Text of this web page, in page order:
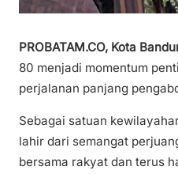
PROBATAM.CO, Kota
80 menjadi momentum
perjalanan panjang
Sebagai satuan
lahir dari semangat
bersama rakyat dan terus